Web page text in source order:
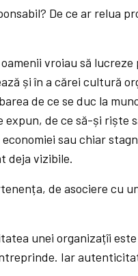
De ce ar relua
vroiau să
și în a cărei cultură
de ce se duc la
expun, de ce să-și riște
sau chiar
deja vizibile.
de asociere cu
unei organizațîi
Iar